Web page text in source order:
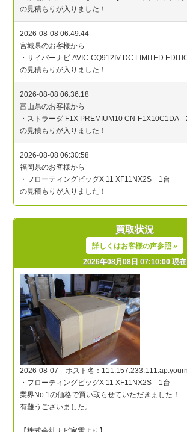
買取状況
詳しくはお客様の声参照 »
2026年08月08日 07:10:00 現在